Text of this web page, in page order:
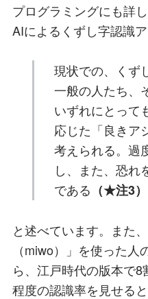
プログラミングにも詳
AIによるくずし字認識
現状での、くず
一般の人たち、
いずれにとって
応じた「良きア
考えられる。過
し、また、恐れ
である （★注3）
と述べています。また
（miwo）」を使った
ら、江戸時代の版本で
程度の認識率を見せる